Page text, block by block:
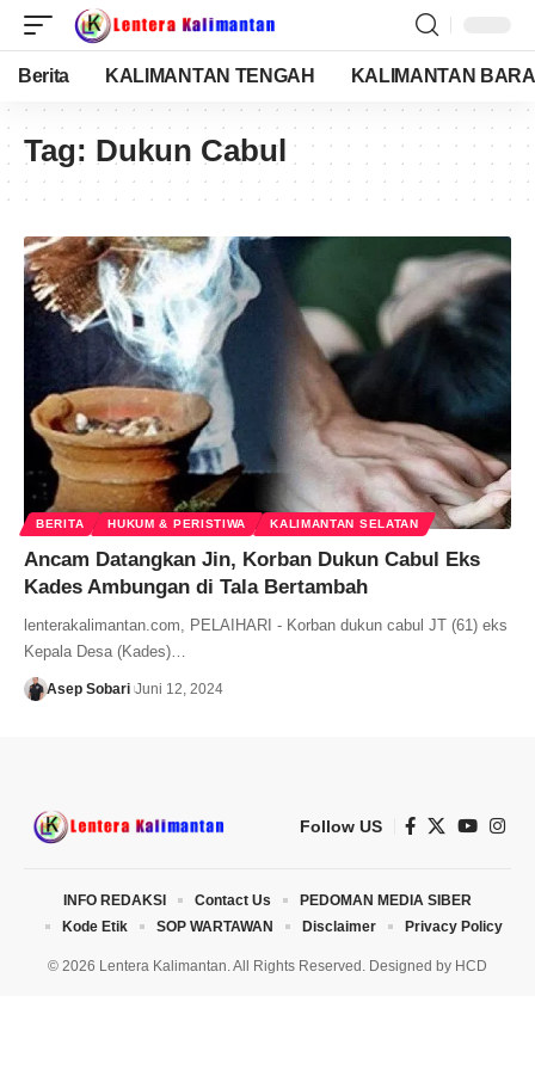
Berita KALIMANTAN TENGAH KALIMANTAN
Tag: Dukun Cabul
BERITA HUKUM & PERISTIWA KALIMANTAN SELATAN
Ancam Datangkan Jin, Korban Dukun Cabul Eks
Kades Ambungan di Tala Bertambah
lenterakalimantan.com, PELAIHARI - Korban dukun cabul JT (61) eks
Kepala Desa (Kades)…
Asep Sobari Juni 12, 2024
Follow US
© 2026 Lentera Kalimantan. All Rights Reserved. Designed by HCD
INFO REDAKSI Contact Us
PEDOMAN MEDIA SIBER
Kode Etik
SOP WARTAWAN Disclaimer Privacy Policy